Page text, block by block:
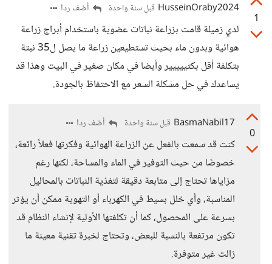
1
HusseinOraby2024 قبل سنة واحدة أضف ردا
لدي زميلة قامت بزراعة نباتات عضوية باستخدام أبراج زراعة
هوائية وبدون ماء بحيث تستطيعين زراعة ما يصل ل35 نبتة
بتكلفة أقل بكثييييير وأيضا في مكان صغير في البيت وهذا قد
يساعدك في حل مشكلة السعر مع الاحتفاظ بالجودة.
0
BasmaNabil17 قبل سنة واحدة أضف ردا
كنت قد سمعت بالفعل عن الزراعة الهوائية وفكرتها فعلاً رائعة،
خصوصًا من حيث التوفير في الماء والمساحة، لكنها رغم
مزاياها تحتاج إلى متابعة دقيقة لتغذية النباتات بالمحاليل
المناسبة، وأي خلل بسيط في الكهرباء أو التهوية ممكن أن يؤثر
بسرعة على المحصول، كما أن تكلفتها الأولية لإنشاء النظام قد
تكون مرتفعة بالنسبة للبعض، وتحتاج لخبرة تقنية معينة ما
زالت غير متوفرة.